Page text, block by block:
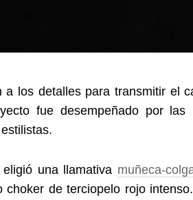
los detalles para transmitir el
fue desempeñado por
una llamativa muñeca-
de terciopelo rojo